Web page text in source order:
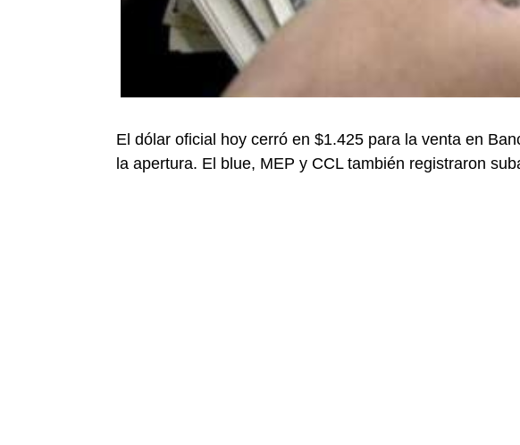
El dólar oficial hoy cerró en $1.425 para la venta en
la apertura. El blue, MEP y CCL también registraron